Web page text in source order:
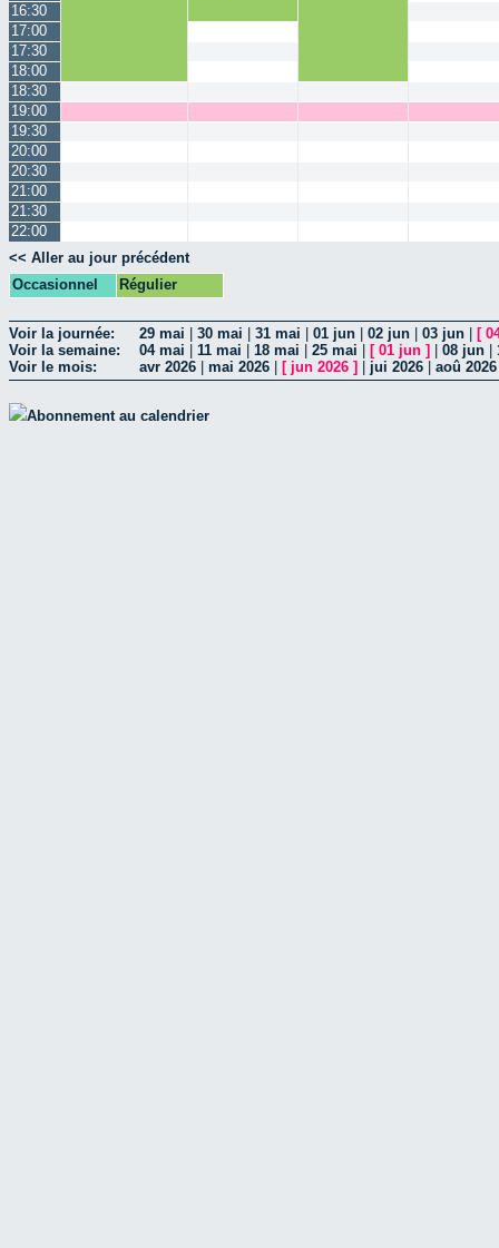
16:30
17:00
17:30
18:00
18:30
19:00
19:30
20:00
20:30
21:00
21:30
22:00
<< Aller au jour précédent
Occasionnel
Régulier
Voir la journée: 29 mai 30 mai 31 mai 01 jun 02 jun 03 jun [
Voir la semaine:
04 mai 11 mai 18 mai 25 mai [ 01 jun ] 08 jun
Voir le mois:
avr 2026 mai 2026 [ jun 2026 ] jui 2026 aoû 2026
Abonnement au calendrier